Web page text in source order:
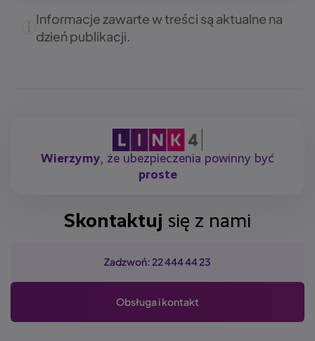
Informacje zawarte w treści są aktualne na
dzień publikacji.
Wierzymy, że ubezpieczenia powinny być
proste
Skontaktuj się z nami
Zadzwoń: 22 444 44 23
Obsługa i kontakt